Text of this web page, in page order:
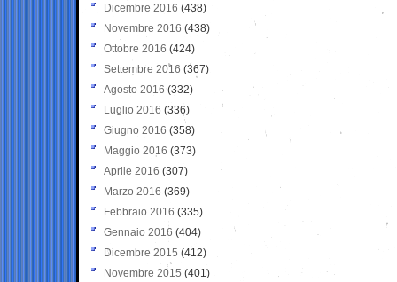
Dicembre 2016 (438)
Novembre 2016 (438)
Ottobre 2016 (424)
Settembre 2016 (367)
Agosto 2016 (332)
Luglio 2016 (336)
Giugno 2016 (358)
Maggio 2016 (373)
Aprile 2016 (307)
Marzo 2016 (369)
Febbraio 2016 (335)
Gennaio 2016 (404)
Dicembre 2015 (412)
Novembre 2015 (401)